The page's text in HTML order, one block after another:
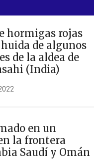
hormigas rojas
de algunos
de la aldea de
(India)
en un
la frontera
Saudí y Omán